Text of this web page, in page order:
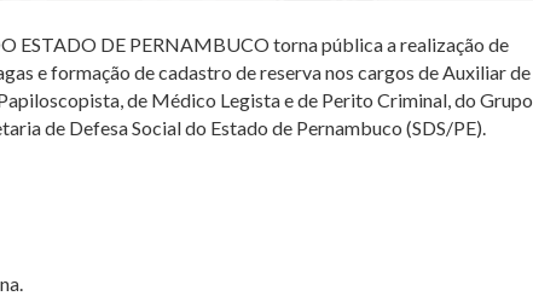
ESTADO DE PERNAMBUCO torna pública a realização de
e formação de cadastro de reserva nos cargos de Auxiliar de
de Médico Legista e de Perito Criminal, do Grupo
de Defesa Social do Estado de Pernambuco (SDS/PE).